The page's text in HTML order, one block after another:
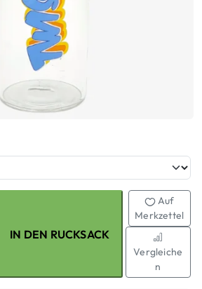
wählen
IN DEN RUCKSACK
Auf
Merkzettel
Vergleiche
n